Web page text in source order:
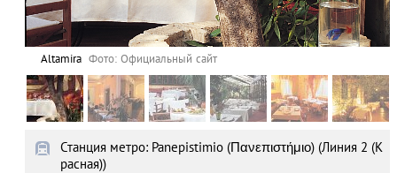
Altamira Фото: Официальный сайт
Станция метро: Panepistimio (Πανεπιστήμιο) (Линия 2 (К
расная))